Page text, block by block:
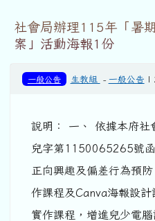
社會局辦理115年「暑
案」活動海報1份
一般公告 生教組 - 一般公告 |
說明： 一、 依據本府
兒字第1150065265號
正向興趣及偏差行為預
作課程及Canva海報設
實作課程，增進兒少電